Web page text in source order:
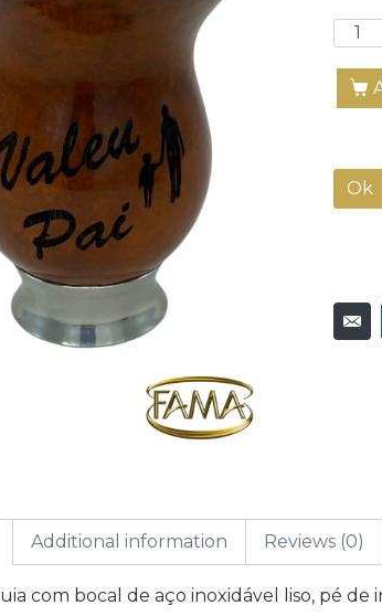
Ok
Additional information Reviews (0)
com bocal de aço inoxidável liso, pé de